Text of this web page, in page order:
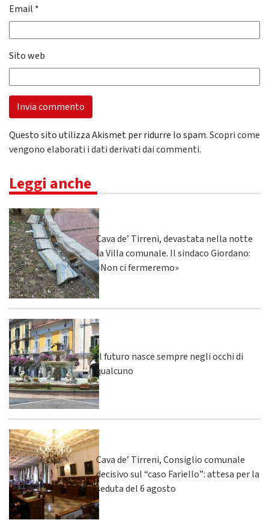
Email *
Sito web
Questo sito utilizza Akismet per ridurre lo spam.Scopri come
vengono elaborati i dati derivati dai commenti.
Leggi anche
Cava de’ Tirreni, devastata nella notte
la Villa comunale. Il sindaco Giordano:
«Non ci fermeremo»
Il futuro nasce sempre negli occhi di
qualcuno
Cava de’ Tirreni, Consiglio comunale
decisivo sul “caso Fariello”: attesa per la
seduta del 6 agosto